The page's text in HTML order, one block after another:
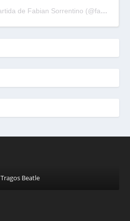
Una publicación compartida de Fabian Sorrentino (@fabiansonria)
Tragos Beatle